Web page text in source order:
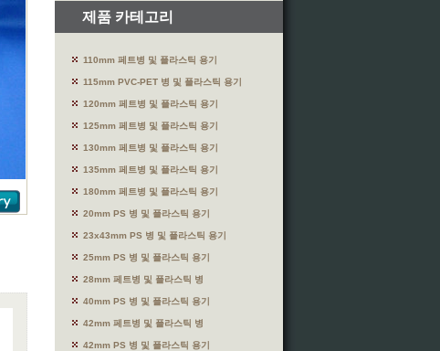
제품 카테고리
110mm 페트병 및 플라스틱 용기
115mm PVC-PET 병 및 플라스틱 용기
120mm 페트병 및 플라스틱 용기
125mm 페트병 및 플라스틱 용기
130mm 페트병 및 플라스틱 용기
135mm 페트병 및 플라스틱 용기
180mm 페트병 및 플라스틱 용기
20mm PS 병 및 플라스틱 용기
23x43mm PS 병 및 플라스틱 용기
25mm PS 병 및 플라스틱 용기
28mm 페트병 및 플라스틱 병
40mm PS 병 및 플라스틱 용기
42mm 페트병 및 플라스틱 병
42mm PS 병 및 플라스틱 용기